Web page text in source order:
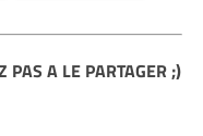
PAS A LE PARTAGER ;)